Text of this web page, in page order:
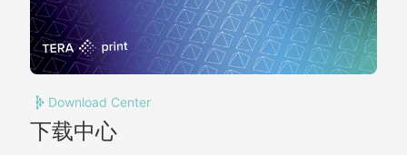
视野 1.48 毫米 x 1.11 毫米（安装 5 倍物镜后）
CMOS相机
1200万像素（4000 x 3000），传感器尺寸
米 x 1.85微米
Download Center
下载中心